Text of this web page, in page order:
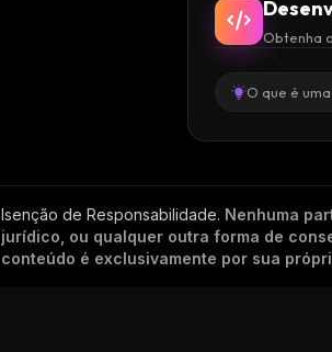
Obtenha
O que é
Isenção de Responsabilidade. Nenhuma
jurídico, ou qualquer outra forma de
conteúdo é exclusivamente por sua